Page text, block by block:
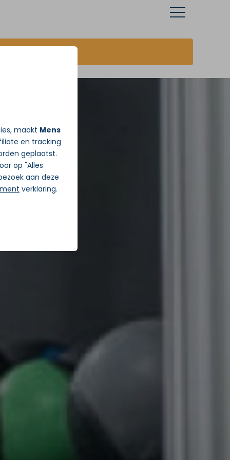
maakt Mens
en tracking
geplaatst.
op "Alles
aan deze
verklaring.